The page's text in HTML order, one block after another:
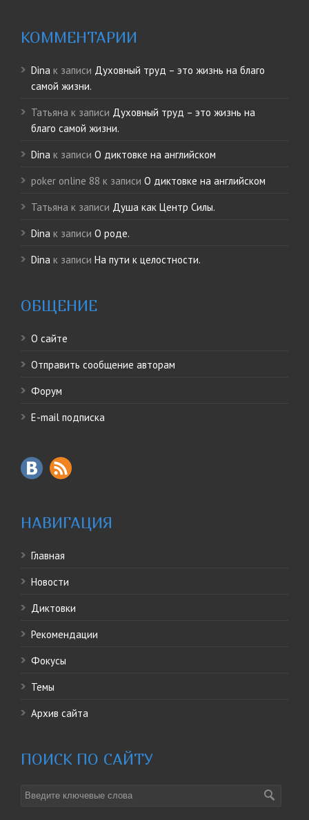
КОММЕНТАРИИ
Dina к записи Духовный труд – это жизнь на благо
самой жизни.
Татьяна к записи Духовный труд – это жизнь на
благо самой жизни.
Dina к записи О диктовке на английском
poker online 88 к записи О диктовке на английском
Татьяна к записи Душа как Центр Силы.
Dina к записи О роде.
Dina к записи На пути к целостности.
ОБЩЕНИЕ
О сайте
Отправить сообщение авторам
Форум
E-mail подписка
НАВИГАЦИЯ
Главная
Новости
Диктовки
Рекомендации
Фокусы
Темы
Архив сайта
ПОИСК ПО САЙТУ